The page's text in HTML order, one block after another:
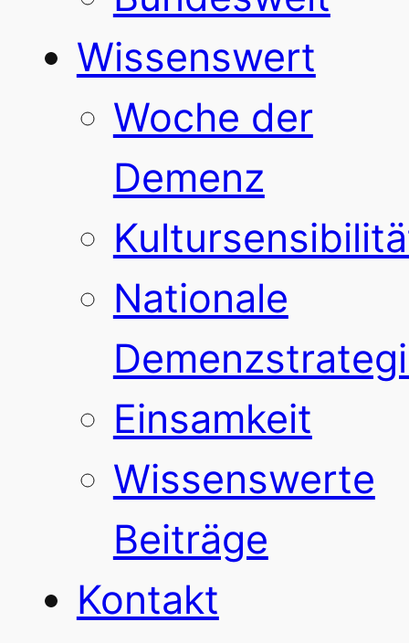
Wissenswert
Woche der
Demenz
Nationale
Einsamkeit
Wissenswerte
Beiträge
Kontakt